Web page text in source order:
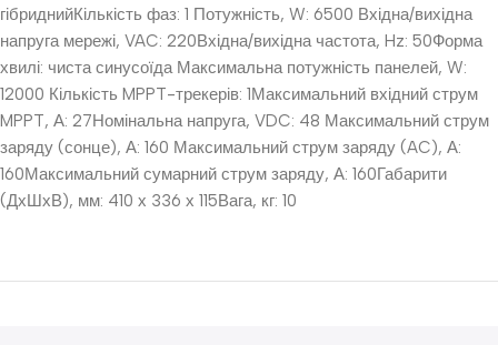
гібриднийКількість фаз: 1 Потужність, W: 6500 Вхідна/вихідна
напруга мережі, VAC: 220Вхідна/вихідна частота, Hz: 50Форма
хвилі: чиста синусоїда Максимальна потужність панелей, W:
12000 Кількість MPPT-трекерів: 1Максимальний вхідний струм
MPPT, А: 27Номінальна напруга, VDC: 48 Максимальний струм
заряду (сонце), А: 160 Максимальний струм заряду (AC), А:
160Максимальний сумарний струм заряду, А: 160Габарити
(ДхШхВ), мм: 410 х 336 х 115Вага, кг: 10